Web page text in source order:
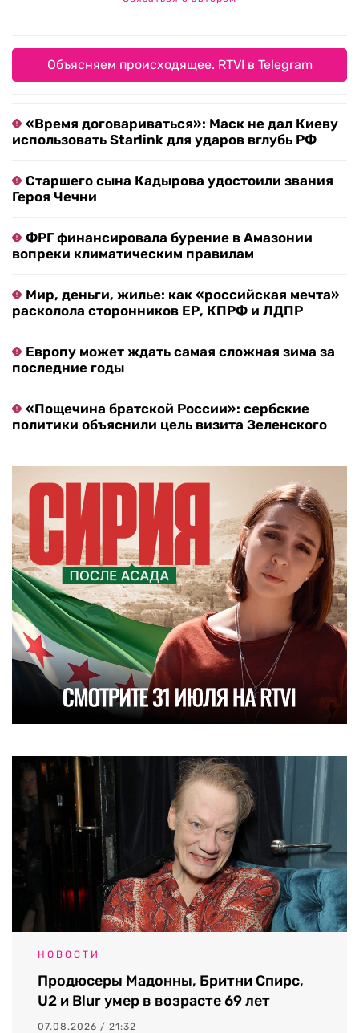
Объясняем происходящее. RTVI в Telegram
«Время договариваться»: Маск не дал Киеву
использовать Starlink для ударов вглубь РФ
Старшего сына Кадырова удостоили звания
Героя Чечни
ФРГ финансировала бурение в Амазонии
вопреки климатическим правилам
Мир, деньги, жилье: как «российская мечта»
расколола сторонников ЕР, КПРФ и ЛДПР
Европу может ждать самая сложная зима за
последние годы
«Пощечина братской России»: сербские
политики объяснили цель визита Зеленского
НОВОСТИ
Продюсеры Мадонны, Бритни Спирс,
U2 и Blur умер в возрасте 69 лет
07.08.2026 / 21:32